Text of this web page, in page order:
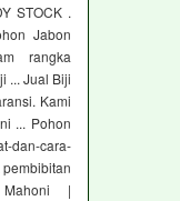
STOCK .
Jabon
rangka
... Jual Biji
Kami
... Pohon
dan-cara-
|